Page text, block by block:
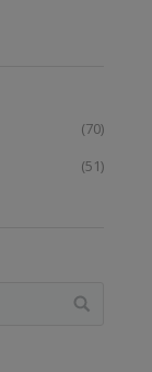
(70)
(51)